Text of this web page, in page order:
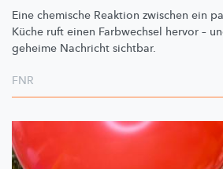
Eine chemische Reaktion zwischen ein
Küche ruft einen Farbwechsel hervor –
geheime Nachricht sichtbar.
FNR